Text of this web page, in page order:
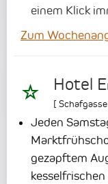
einem Klick
Zum
Hotel
[
Jeden
gezapftem